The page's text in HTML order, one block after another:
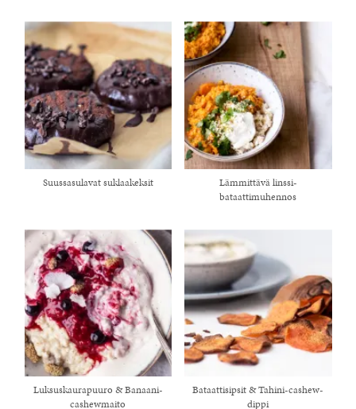
Suussasulavat suklaakeksit
Lämmittävä linssi-
bataattimuhennos
Luksuskaurapuuro & Banaani-
cashewmaito
Bataattisipsit & Tahini-cashew-
dippi